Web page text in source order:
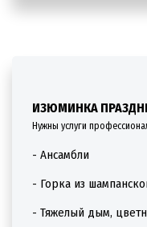
ИЗЮМИНКА
Нужны услуги
- Ансамбли
- Горка из
- Тяжелый дым,